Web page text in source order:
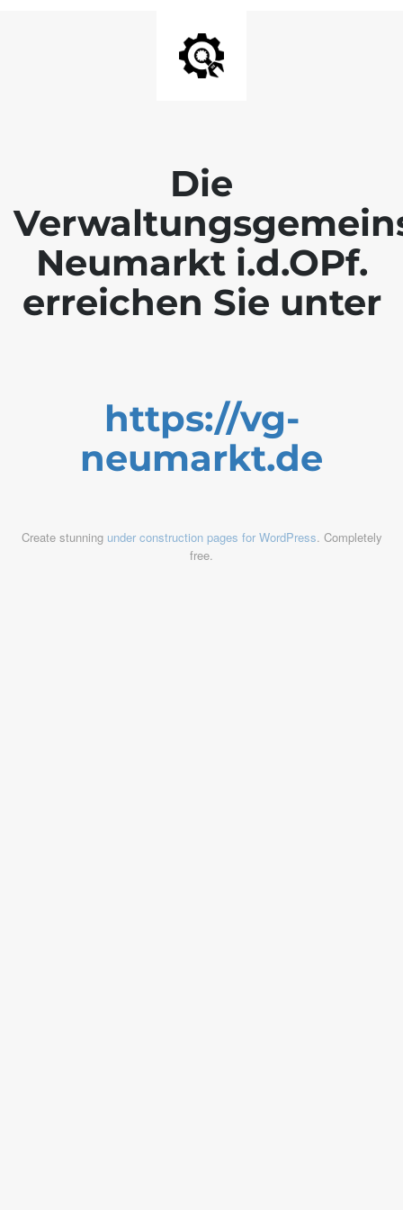
Die
Neumarkt i.d.OPf.
erreichen Sie unter
https://vg-
neumarkt.de
Create stunning under construction pages for WordPress. Completely
free.